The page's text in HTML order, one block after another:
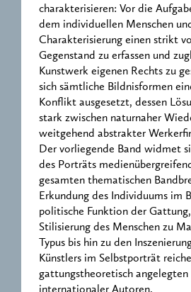
charakterisieren: Vor die
dem individuellen Menschen
Charakterisierung einen strikt
Gegenstand zu erfassen und
Kunstwerk eigenen Rechts zu
sich sämtliche Bildnisformen
Konflikt ausgesetzt, dessen
stark zwischen naturnaher
weitgehend abstrakter
Der vorliegende Band widmet
des Porträts
gesamten thematischen
Erkundung des Individuums im
politische Funktion der
Stilisierung des Menschen zu
Typus bis hin zu den
Künstlers im Selbstporträt
gattungstheoretisch angelegten
internationaler Autoren.